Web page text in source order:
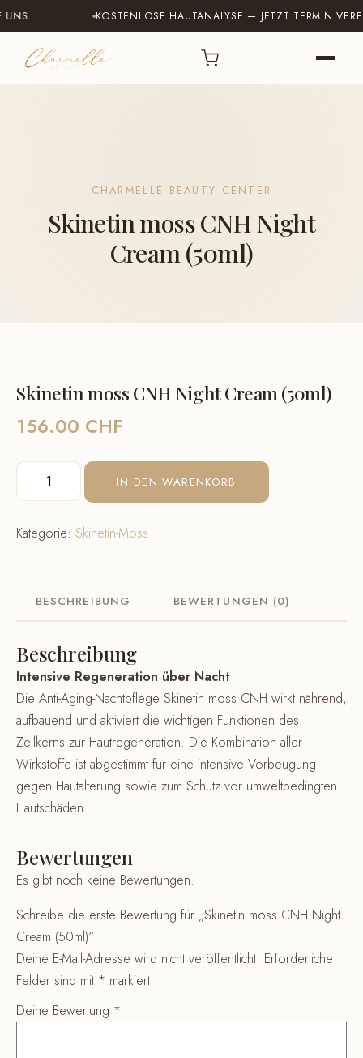
KOSTENLOSE HAUTANALYSE — JETZT TERMIN
CHARMELLE BEAUTY CENTER
Skinetin moss CNH Night
Cream (50ml)
Skinetin moss CNH Night Cream (50ml)
156.00 CHF
Skinetin
moss
Night
Menge
IN DEN WARENKORB
Kategorie: Skinetin-Moss
BESCHREIBUNG BEWERTUNGEN (0)
Beschreibung
Intensive Regeneration über Nacht
Die Anti-Aging-Nachtpflege Skinetin moss CNH wirkt nährend,
aufbauend und aktiviert die wichtigen Funktionen des
Zellkerns zur Hautregeneration. Die Kombination aller
Wirkstoffe ist abgestimmt für eine intensive Vorbeugung
gegen Hautalterung sowie zum Schutz vor umweltbedingten
Hautschäden.
Bewertungen
Es gibt noch keine Bewertungen.
Schreibe die erste Bewertung für „Skinetin moss CNH Night
Cream (50ml)“
Deine E-Mail-Adresse wird nicht veröffentlicht. Erforderliche
Felder sind mit * markiert
Deine Bewertung *